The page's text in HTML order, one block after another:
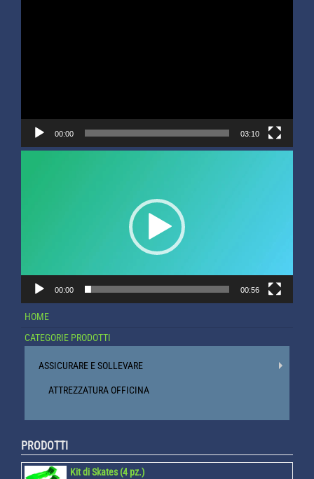
00:00 03:10
00:00 00:56
HOME
CATEGORIE PRODOTTI
ASSICURARE E SOLLEVARE
ATTREZZATURA OFFICINA
PRODOTTI
Kit di Skates (4 pz.)